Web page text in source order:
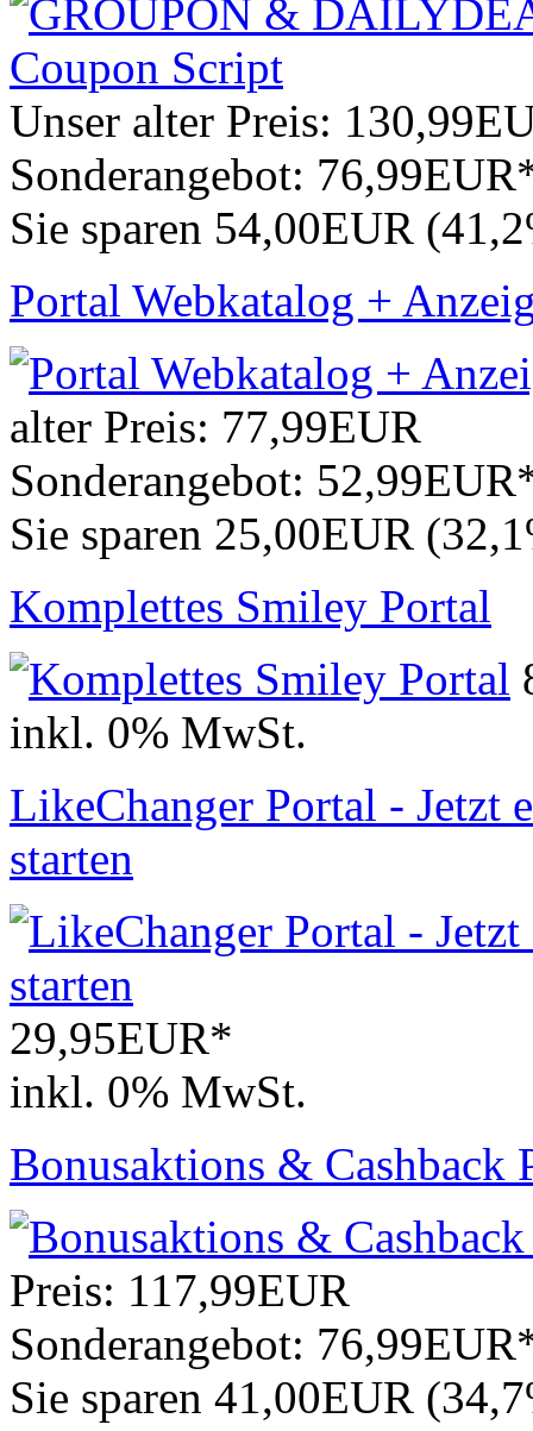
Unser alter Preis:
Sonderangebot:
Sie sparen 54,00EUR
Portal Webkatalog +
alter Preis: 77,99EUR
Sonderangebot:
Sie sparen 25,00EUR
Komplettes Smiley Portal
inkl. 0% MwSt.
LikeChanger Portal - Jetzt
starten
29,95EUR*
inkl. 0% MwSt.
Bonusaktions &
Preis: 117,99EUR
Sonderangebot:
Sie sparen 41,00EUR